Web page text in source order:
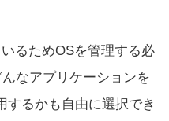
るためOSを管理する必
なアプリケーションを
するかも自由に選択でき